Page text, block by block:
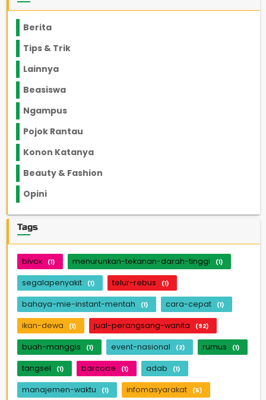
Berita
Tips & Trik
Lainnya
Beasiswa
Ngampus
Pojok Rantau
Konon Katanya
Beauty & Fashion
Opini
Tags
bivak (1) menurunkan-tekanan-darah-tinggi (1)
segalapenyakit (1) telur-rebus (1)
bahaya-mie-instant-mentah (1) cara-cepat (1)
ikan-dewa (1) jual-perangsang-wanita (92)
buah-manggis (1) event-nasional (2) rumus (1)
tangsel (1) barcode (1) adab (1)
manajemen-waktu (1) infomasyarakat (5)